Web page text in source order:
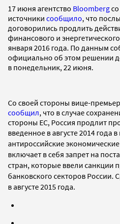
17 июня агентство Bloomberg
источники сообщило, что
договорились продлить
финансового и
января 2016 года. По данным
официально об этом решении
в понедельник, 22 июня.
Со своей стороны вице-
сообщил, что в случае
стороны ЕС, Россия продлит
введенное в августе 2014 года
антироссийские
включает в себя запрет на
стран, которые ввели санкции
банковского секторов России.
в августе 2015 года.